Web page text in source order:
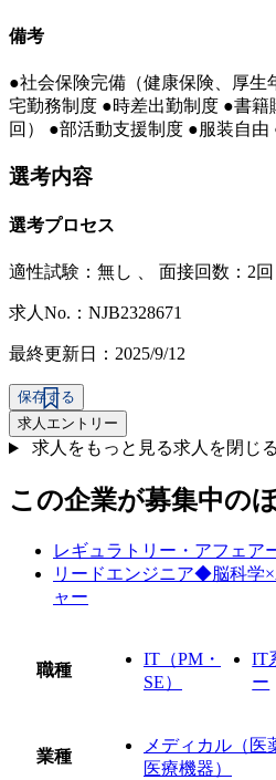
備考
●社会保険完備（健康保険、厚生
宅勤務制度 ●時差出勤制度 ●書
回） ●部活動支援制度 ●服装自由
選考内容
選考プロセス
適性試験： 無し 、 面接回数：2回
求人No.：NJB2328671
最終更新日：2025/9/12
保存する
求人エントリー
求人をもっと見る求人を閉じる
この企業が募集中の
レギュラトリー・アフェア
リードエンジニア◆脳科学
ャー
職種
IT（PM・
SE）
IT
ー
業種
メディカル（医
医療機器）